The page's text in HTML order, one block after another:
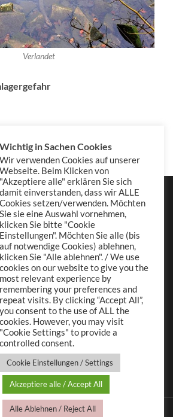
Verlandet
Wichtig in Sachen Cookies
Wir verwenden Cookies auf unserer
Webseite. Beim Klicken von
"Akzeptiere alle" erklären Sie sich
damit einverstanden, dass wir ALLE
Cookies setzen/verwenden. Möchten
Sie sie eine Auswahl vornehmen,
klicken Sie bitte "Cookie
Einstellungen". Möchten Sie alle (bis
auf notwendige Cookies) ablehnen,
klicken Sie "Alle ablehnen". / We use
cookies on our website to give you the
most relevant experience by
remembering your preferences and
repeat visits. By clicking “Accept All”,
you consent to the use of ALL the
cookies. However, you may visit
"Cookie Settings" to provide a
controlled consent.
Cookie Einstellungen / Settings
Akzeptiere alle / Accept All
Alle Ablehnen / Reject All